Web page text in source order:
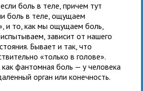
боль в теле, причем тут
боль в теле, ощущаем
и то, как мы ощущаем боль,
зависит от нашего
Бывает и так, что
«только в голове».
фантомная боль — у человека
орган или конечность.